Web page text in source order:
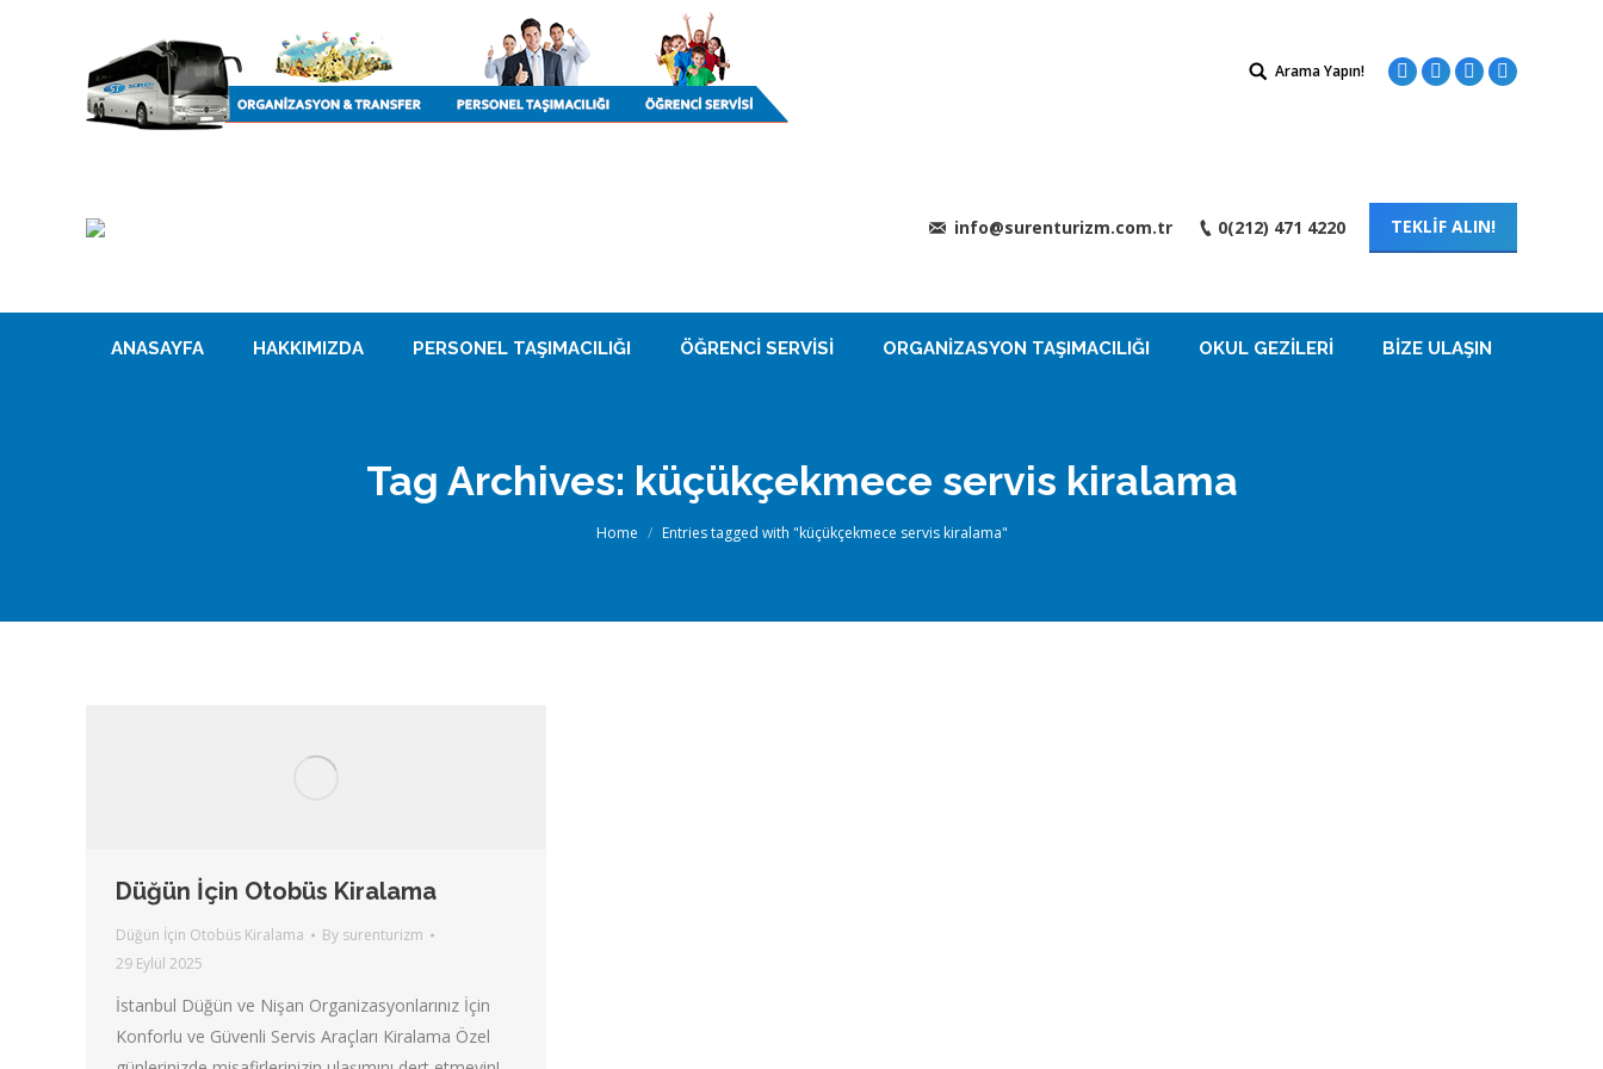
Search:Arama Yapın! Facebook
TwitterInstagram
Linkedin
info@surenturizm.com.tr 0(212) 471 4220 TEKLİF ALIN!
ANASAYFA HAKKIMIZDA PERSONEL TAŞIMACILIĞI ÖĞRENCI SERVISI ORGANIZASYON TAŞIMACILIĞI OKUL GEZILERI BIZE ULAŞIN
Tag Archives: küçükçekmece servis kiralama
You are here:
Home Entries tagged with "küçükçekmece servis kiralama"
Düğün İçin Otobüs Kiralama
Düğün İçin Otobüs Kiralama By surenturizm
29 Eylül 2025
İstanbul Düğün ve Nişan Organizasyonlarınız İçin
Konforlu ve Güvenli Servis Araçları Kiralama Özel